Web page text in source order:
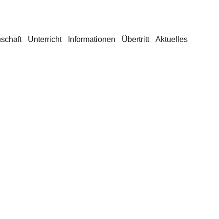
Unterricht Informationen Übertritt Aktuelles